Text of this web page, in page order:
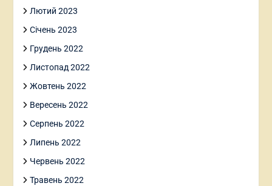
Лютий 2023
Січень 2023
Грудень 2022
Листопад 2022
Жовтень 2022
Вересень 2022
Серпень 2022
Липень 2022
Червень 2022
Травень 2022